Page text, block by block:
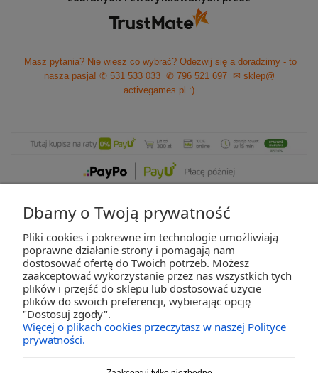
Masz pytania? Nie wiesz co wybrać? Odezwij się a doradzimy - to
nasza pasja! ✆ 531 533 033 ✆ 796 521 697
✉ sklep@
activegames.pl :)
ZAKUPY
POMOC
Dbamy o Twoją prywatność
Pliki cookies i pokrewne im technologie umożliwiają
poprawne działanie strony i pomagają nam
dostosować ofertę do Twoich potrzeb. Możesz
zaakceptować wykorzystanie przez nas wszystkich tych
plików i przejść do sklepu lub dostosować użycie
plików do swoich preferencji, wybierając opcję
"Dostosuj zgody".
Więcej o plikach cookies przeczytasz w naszej Polityce
prywatności.